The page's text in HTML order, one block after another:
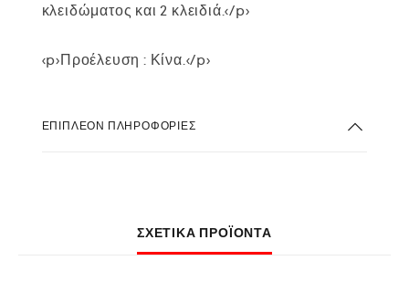
κλειδώματος και 2 κλειδιά.</p>
<p>Προέλευση : Κίνα.</p>
ΕΠΙΠΛΈΟΝ ΠΛΗΡΟΦΟΡΊΕΣ
ΣΧΕΤΙΚΆ ΠΡΟΪΌΝΤΑ